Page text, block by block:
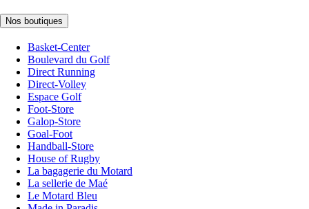
Nos boutiques
Basket-Center
Boulevard du Golf
Direct Running
Direct-Volley
Espace Golf
Foot-Store
Galop-Store
Goal-Foot
Handball-Store
House of Rugby
La bagagerie du Motard
La sellerie de Maé
Le Motard Bleu